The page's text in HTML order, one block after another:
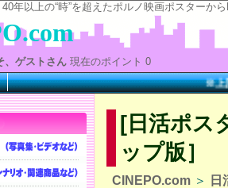
40年以上の“時”を超えたポルノ映画ポスター
[日活ポス
ップ版］
CINEPO.com ＞ 日
※上記の
、ゲストさん 現在のポイント 0